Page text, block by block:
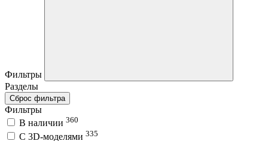
Фильтры
Разделы
Сброс фильтра
Фильтры
В наличии 360
C 3D-моделями 335